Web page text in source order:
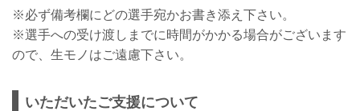
※必ず備考欄にどの選手宛かお書き添え下さい。
※選手への受け渡しまでに時間がかかる場合がございます
ので、生モノはご遠慮下さい。
いただいたご支援について